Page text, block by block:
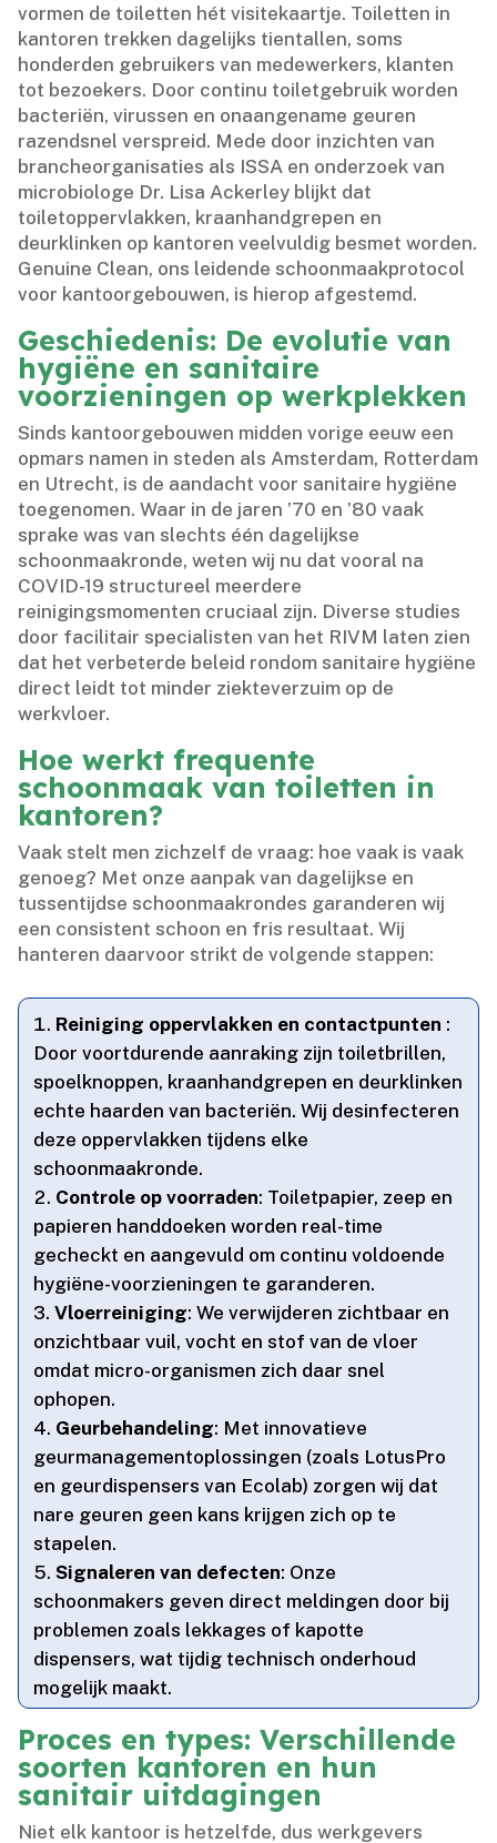
vormen de toiletten hét visitekaartje.​ Toiletten in
kantoren trekken dagelijks tientallen, soms
honderden gebruikers van medewerkers, klanten
tot bezoekers.​ Door continu toiletgebruik worden
bacteriën, virussen en onaangename geuren
razendsnel verspreid.​ Mede door inzichten van
brancheorganisaties als ISSA en onderzoek van
microbiologe Dr.​ Lisa Ackerley blijkt dat
toiletoppervlakken, kraanhandgrepen en
deurklinken op kantoren veelvuldig besmet worden.​
Genuine Clean, ons leidende schoonmaakprotocol
voor kantoorgebouwen, is hierop afgestemd.​
Geschiedenis: De evolutie van
hygiëne en sanitaire
voorzieningen op werkplekken
Sinds kantoorgebouwen midden vorige eeuw een
opmars namen in steden als Amsterdam, Rotterdam
en Utrecht, is de aandacht voor sanitaire hygiëne
toegenomen.​ Waar in de jaren ’70 en ’80 vaak
sprake was van slechts één dagelijkse
schoonmaakronde, weten wij nu dat vooral na
COVID-19 structureel meerdere
reinigingsmomenten cruciaal zijn.​ Diverse studies
door facilitair specialisten van het RIVM laten zien
dat het verbeterde beleid rondom sanitaire hygiëne
direct leidt tot minder ziekteverzuim op de
werkvloer.​
Hoe werkt frequente
schoonmaak van toiletten in
kantoren?
Vaak stelt men zichzelf de vraag: hoe vaak is vaak
genoeg? Met onze aanpak van dagelijkse en
tussentijdse schoonmaakrondes garanderen wij
een consistent schoon en fris resultaat.​ Wij
hanteren daarvoor strikt de volgende stappen:
Reiniging oppervlakken en contactpunten :
Door voortdurende aanraking zijn toiletbrillen,
spoelknoppen, kraanhandgrepen en deurklinken
echte haarden van bacteriën.​ Wij desinfecteren
deze oppervlakken tijdens elke
schoonmaakronde.​
Controle op voorraden: Toiletpapier, zeep en
papieren handdoeken worden real-time
gecheckt en aangevuld om continu voldoende
hygiëne-voorzieningen te garanderen.​
Vloerreiniging: We verwijderen zichtbaar en
onzichtbaar vuil, vocht en stof van de vloer
omdat micro-organismen zich daar snel
ophopen.​
Geurbehandeling: Met innovatieve
geurmanagementoplossingen (zoals LotusPro
en geurdispensers van Ecolab) zorgen wij dat
nare geuren geen kans krijgen zich op te
stapelen.​
Signaleren van defecten: Onze
schoonmakers geven direct meldingen door bij
problemen zoals lekkages of kapotte
dispensers, wat tijdig technisch onderhoud
mogelijk maakt.​
Proces en types: Verschillende
soorten kantoren en hun
sanitair uitdagingen
Niet elk kantoor is hetzelfde, dus werkgevers